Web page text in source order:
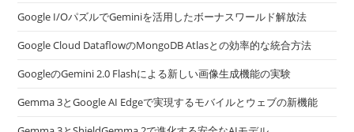
Google I/OパズルでGeminiを活用したボーナスワールド解放法
Google Cloud DataflowのMongoDB Atlasとの効率的な統合方法
GoogleのGemini 2.0 Flashによる新しい画像生成機能の実験
Gemma 3とGoogle AI Edgeで実現するモバイルとウェブの新機能